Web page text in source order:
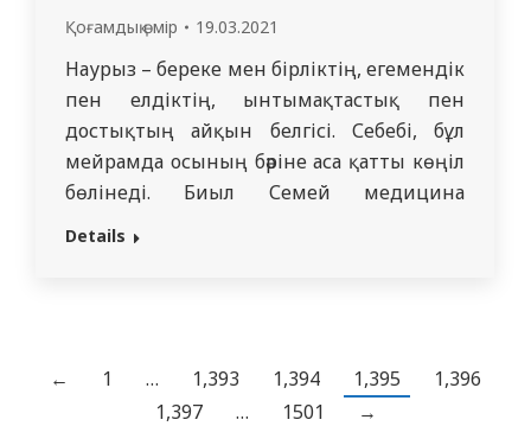
Қоғамдық өмір 19.03.2021
Наурыз – береке мен бірліктің, егемендік
пен елдіктің, ынтымақтастық пен
достықтың айқын белгісі. Себебі, бұл
мейрамда осының бәріне аса қатты көңіл
бөлінеді. Биыл Семей медицина
университеті Әз-Наурызды ерекше
жауапты Жайрбаева Жананұр
Қамбарқызының ұйымдастыруымен
Details
← 1 … 1,393 1,394 1,395
1,396
1,397
… 1501 →